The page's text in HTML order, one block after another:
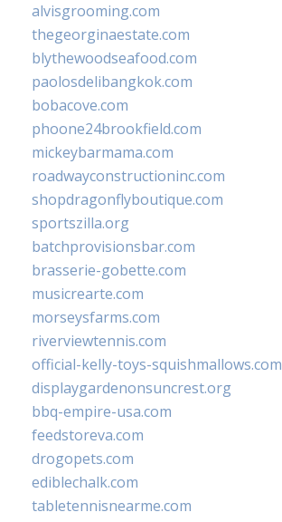
alvisgrooming.com
thegeorginaestate.com
blythewoodseafood.com
paolosdelibangkok.com
bobacove.com
phoone24brookfield.com
mickeybarmama.com
roadwayconstructioninc.com
shopdragonflyboutique.com
sportszilla.org
batchprovisionsbar.com
brasserie-gobette.com
musicrearte.com
morseysfarms.com
riverviewtennis.com
official-kelly-toys-squishmallows.com
displaygardenonsuncrest.org
bbq-empire-usa.com
feedstoreva.com
drogopets.com
ediblechalk.com
tabletennisnearme.com